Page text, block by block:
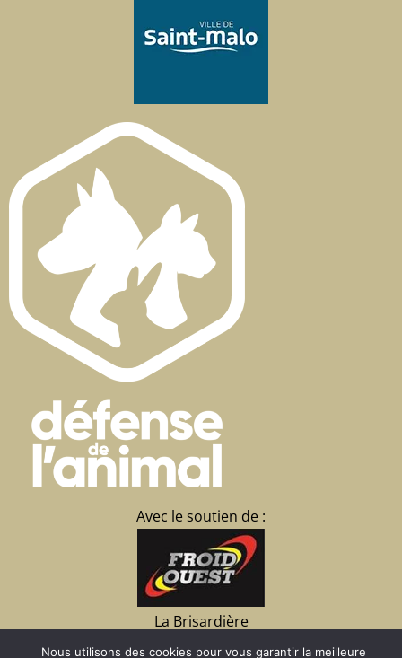
Avec le soutien de :
La Brisardière
35430 CHATEAUNEUF
Nous utilisons des cookies pour vous garantir la meilleure